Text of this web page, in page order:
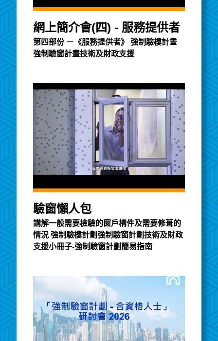
網上簡介會(四) - 服務提供者
第四部份 －《服務提供者》 強制驗樓計畫
強制驗窗計畫技術及財政支援
驗窗懶人包
講解一般需要檢驗的窗戶構件及需要修葺的
情況 強制驗樓計劃強制驗窗計劃技術及財政
支援小冊子-強制驗窗計劃簡易指南